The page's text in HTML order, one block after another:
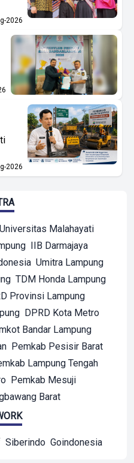
2026
2026
Universitas Malahayati
IIB Darmajaya
Umitra Lampung
TDM Honda Lampung
Provinsi Lampung
DPRD Kota Metro
Bandar Lampung
Pemkab Pesisir Barat
Lampung Tengah
Pemkab Mesuji
Barat
Siberindo Goindonesia